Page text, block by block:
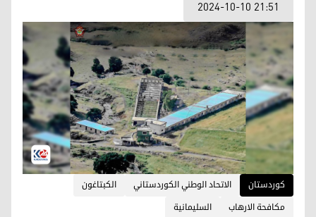
2024-10-10 21:51
کوردستان الاتحاد الوطني الكوردستاني
الكبتاغون
مكافحة الارهاب
السليمانية